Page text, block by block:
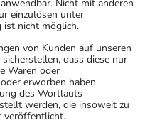
Nicht mit anderen
einzulösen unter
ist nicht möglich.
von Kunden auf unseren
dass diese nur
Waren oder
erworben haben.
des Wortlauts
werden, die insoweit zu
veröffentlicht.